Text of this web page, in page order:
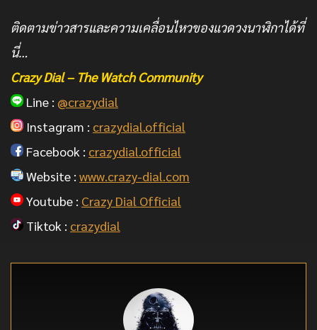
ติดตามข่าวสารและความเคลื่อนไหวของแวดวงนาฬิกาได้ที่
นี่…
Crazy Dial – The Watch Community
Line : @crazydial
Instagram : crazydial.official
Facebook : crazydial.official
Website : www.crazy-dial.com
Youtube : Crazy Dial Official
Tiktok : crazydial